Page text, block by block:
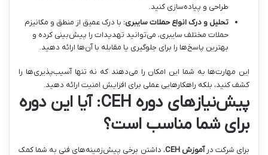
طراحی و پیاده‌سازی کنید.
تحلیل و درک انواع حملات سایبری: با درک عمیق از منطق و مکانیزم
حملات مختلف سایبری، می‌توانید تهدیدات را پیش‌بینی کرده و
بهترین پاسخ‌ها را برای جلوگیری یا مقابله با آن‌ها ارائه دهید.
این مهارت‌ها به شما این امکان را می‌دهند که نه تنها آسیب‌پذیری‌ها را
کشف کنید، بلکه راهکارهایی عملی برای افزایش امنیت ارائه دهید.
پیش‌نیازهای دوره CEH: آیا این دوره
برای شما مناسب است؟
برای شرکت درآموزش CEH
، داشتن برخی پیش‌زمینه‌های فنی به شما کمک